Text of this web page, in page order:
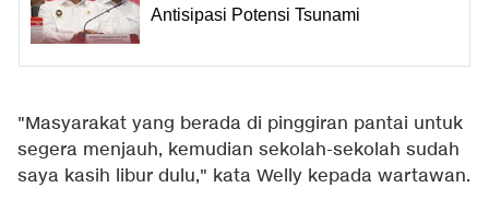
Antisipasi Potensi Tsunami
"Masyarakat yang berada di pinggiran pantai untuk
segera menjauh, kemudian sekolah-sekolah sudah
saya kasih libur dulu," kata Welly kepada wartawan.